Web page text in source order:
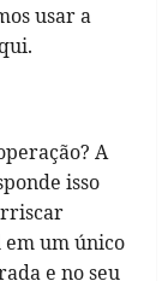
usar a
A
isso
em um único
e no seu